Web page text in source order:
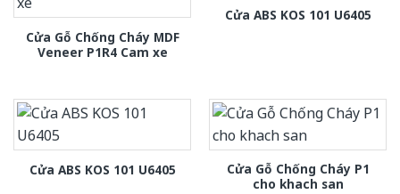
Cửa Gỗ Chống Cháy MDF
Veneer P1R4 Cam xe
Cửa ABS KOS 101 U6405
Cửa ABS KOS 101 U6405
Cửa Gỗ Chống Cháy P1
cho khach san